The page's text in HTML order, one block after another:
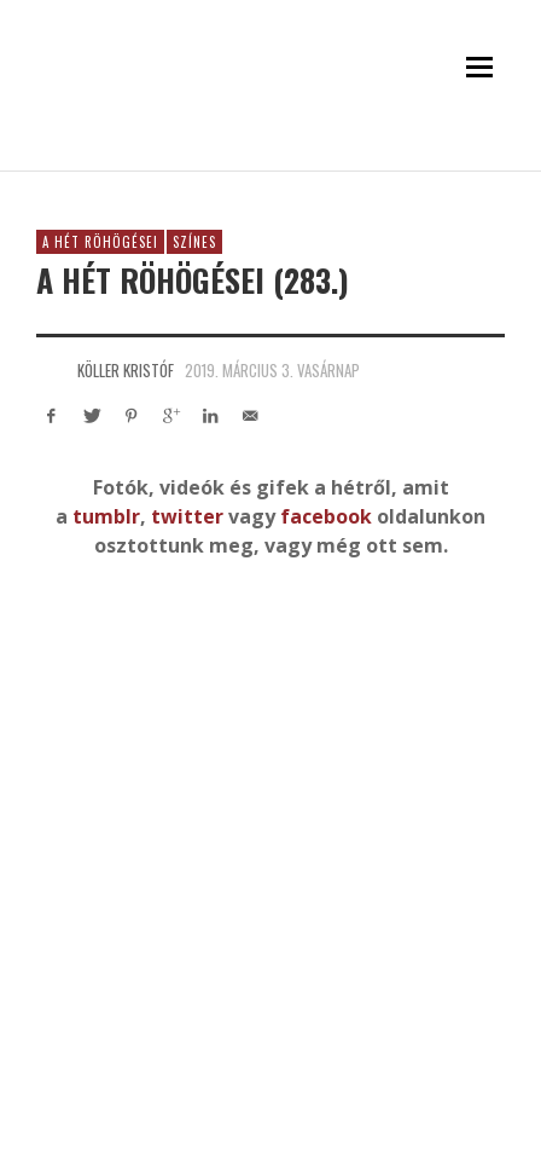
A HÉT RÖHÖGÉSEI SZÍNES
A HÉT RÖHÖGÉSEI (283.)
KÖLLER KRISTÓF 2019. MÁRCIUS 3. VASÁRNAP
Fotók, videók és gifek a hétről, amit
a tumblr, twittervagyfacebook oldalunkon
osztottunk meg, vagy még ott sem.